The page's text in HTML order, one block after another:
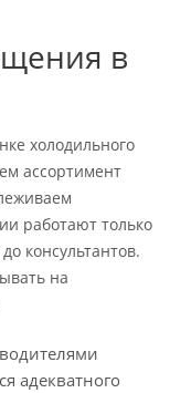
в
холодильного
ассортимент
работают только
консультантов.
на
адекватного